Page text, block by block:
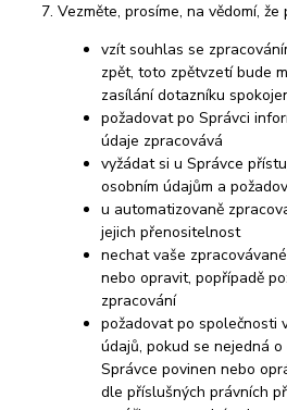
Vezměte, prosíme, na vědomí,
vzít souhlas se
zpět, toto zpětvzetí bude
zasílání dotazníku
požadovat po Správci
údaje zpracovává
vyžádat si u Správce
osobním údajům a
u automatizovaně
jejich přenositelnost
nechat vaše
nebo opravit, popřípadě
zpracování
požadovat po společnosti
údajů, pokud se nejedná
Správce povinen nebo
dle příslušných právních